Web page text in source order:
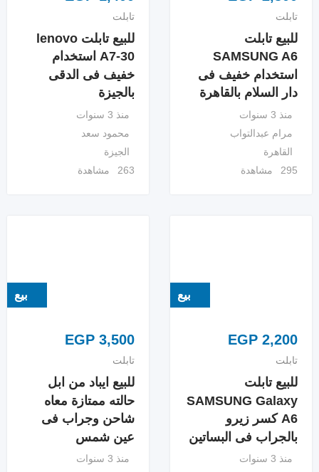
تابلت
للبيع تابلت
SAMSUNG A6
استخدام خفيف فى
دار السلام بالقاهرة
منذ 3 سنوات
مرام عبدالتواب
القاهرة
295 مشاهدة
تابلت
للبيع تابلت lenovo
A7-30 استخدام
خفيف فى الدقى
بالجيزة
منذ 3 سنوات
محمود سعد
الجيزة
263 مشاهدة
بيع
EGP 2,200
تابلت
للبيع تابلت
SAMSUNG Galaxy
A6 كسر زيرو
بالجراب فى البساتين
منذ 3 سنوات
بيع
EGP 3,500
تابلت
للبيع ايباد من ابل
حالته ممتازة معاه
شاحن وجراب فى
عين شمس
منذ 3 سنوات